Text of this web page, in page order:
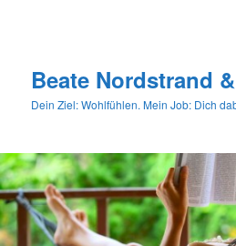
Beate Nordstrand
Dein Ziel: Wohlfühlen. Mein Job: Dich